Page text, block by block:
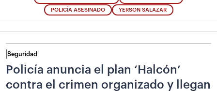
POLICÍA ASESINADO YERSON SALAZAR
Seguridad
Policía anuncia el plan ‘Halcón’
contra el crimen organizado y llegan